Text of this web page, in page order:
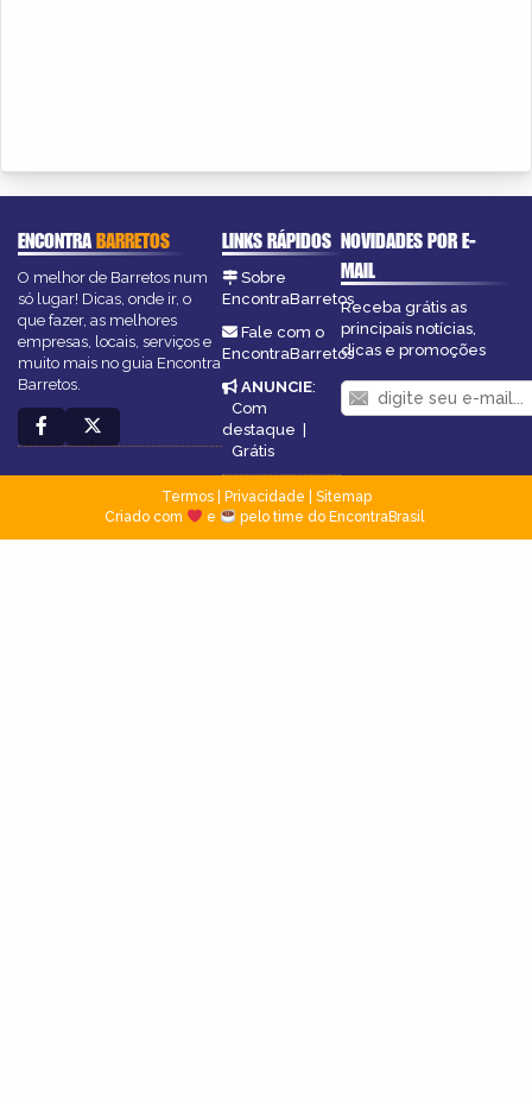
ENCONTRABARRETOS
O melhor de Barretos num
só lugar! Dicas, onde ir, o
que fazer, as melhores
empresas, locais, serviços e
muito mais no guia Encontra
Barretos.
LINKS RÁPIDOS
Sobre
EncontraBarretos
Fale com o
EncontraBarretos
ANUNCIE:
Com
destaque |
Grátis
NOVIDADES POR E-
MAIL
Receba grátis as
principais notícias,
dicas e promoções
Termos| Privacidade
Sitemap
Criado com
e pelo time do EncontraBrasil